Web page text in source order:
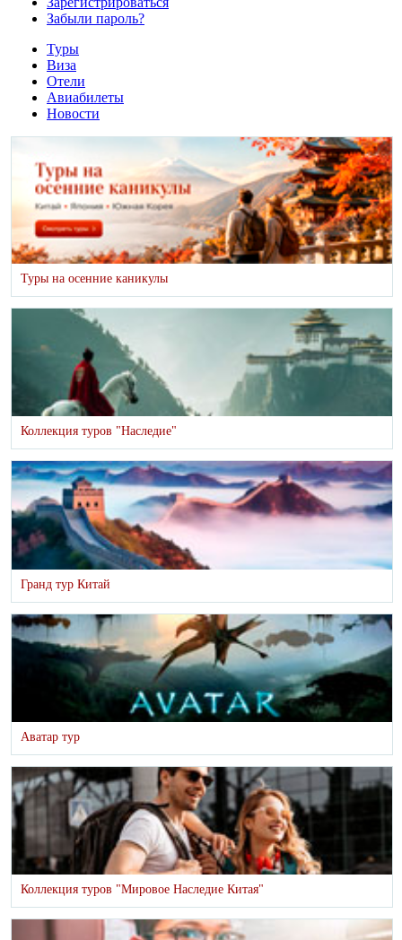
Забыли пароль?
Туры
Виза
Отели
Авиабилеты
Новости
Туры на осенние каникулы
Коллекция туров "Наследие"
Гранд тур Китай
Аватар тур
Коллекция туров "Мировое Наследие Китая"